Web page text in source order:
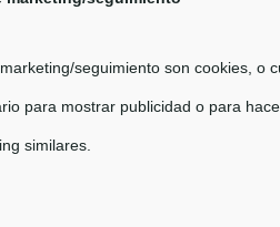
seguimiento son cookies, o
para mostrar publicidad o para
similares.